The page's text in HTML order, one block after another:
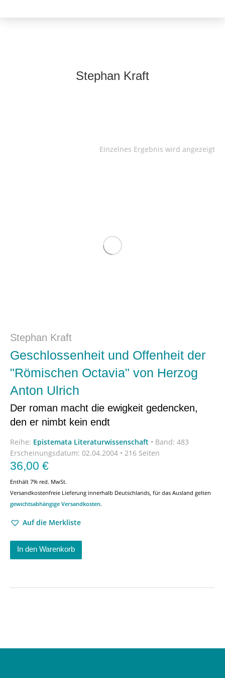
Stephan Kraft
Einzelnes Ergebnis wird angezeigt
Stephan Kraft
Geschlossenheit und Offenheit der
"Römischen Octavia" von Herzog
Anton Ulrich
Der roman macht die ewigkeit gedencken,
den er nimbt kein endt
Reihe: Epistemata Literaturwissenschaft • Band: 483
Erscheinungsdatum: 02.04.2004 • 216 Seiten
36,00 €
Enthält 7% red. MwSt.
Versandkostenfreie Lieferung innerhalb Deutschlands, für das Ausland gelten
gewichtsabhängige Versandkosten.
Auf die Merkliste
In den Warenkorb